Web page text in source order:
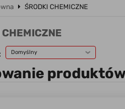
ŚRODKI CHEMICZNE
CHEMICZNE
Domyślny